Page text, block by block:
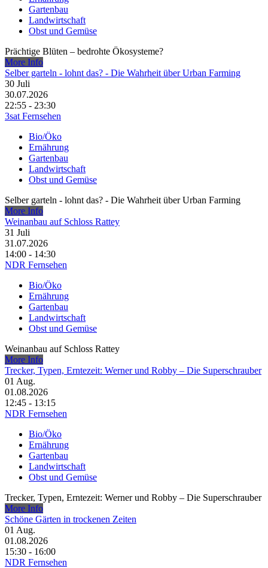
Gartenbau
Landwirtschaft
Obst und Gemüse
Prächtige Blüten – bedrohte Ökosysteme?
More Info
Selber garteln - lohnt das? - Die Wahrheit über Urban Farming
30 Juli
30.07.2026
22:55 - 23:30
3sat Fernsehen
Bio/Öko
Ernährung
Gartenbau
Landwirtschaft
Obst und Gemüse
Selber garteln - lohnt das? - Die Wahrheit über Urban Farming
More Info
Weinanbau auf Schloss Rattey
31 Juli
31.07.2026
14:00 - 14:30
NDR Fernsehen
Bio/Öko
Ernährung
Gartenbau
Landwirtschaft
Obst und Gemüse
Weinanbau auf Schloss Rattey
More Info
Trecker, Typen, Erntezeit: Werner und Robby – Die Superschrauber
01 Aug.
01.08.2026
12:45 - 13:15
NDR Fernsehen
Bio/Öko
Ernährung
Gartenbau
Landwirtschaft
Obst und Gemüse
Trecker, Typen, Erntezeit: Werner und Robby – Die Superschrauber
More Info
Schöne Gärten in trockenen Zeiten
01 Aug.
01.08.2026
15:30 - 16:00
NDR Fernsehen